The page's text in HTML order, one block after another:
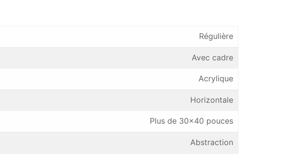
Régulière
Avec cadre
Acrylique
Horizontale
Plus de 30×40 pouces
Abstraction